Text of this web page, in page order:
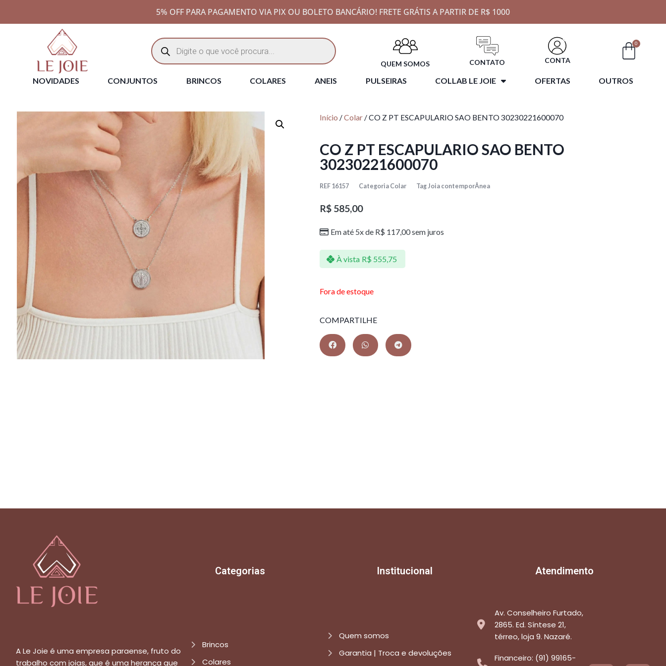
5% OFF PARA PAGAMENTO VIA PIX OU BOLETO BANCÁRIO! FRETE GRÁTIS A PARTIR DE R$ 1000
QUEM SOMOS CONTATO CONTA
0
NOVIDADES CONJUNTOS BRINCOS COLARES ANEIS PULSEIRAS COLLAB LE JOIE OFERTAS OUTROS
Início /Colar / CO Z PT ESCAPULARIO SAO BENTO 30230221600070
CO Z PT ESCAPULARIO SAO BENTO
30230221600070
REF 16157 Categoria Colar Tag Joia contemporÂnea
R$ 585,00
Em até 5x de R$ 117,00sem juros
À vista R$ 555,75
Fora de estoque
COMPARTILHE
Categorias Institucional Atendimento
A Le Joie é uma empresa paraense, fruto do
trabalho com joias, que é uma herança que
Brincos
Colares
Quem somos
Garantia | Troca e devoluções
Av. Conselheiro Furtado,
2865. Ed. Síntese 21,
térreo, loja 9. Nazaré.
Financeiro: (91) 99165-